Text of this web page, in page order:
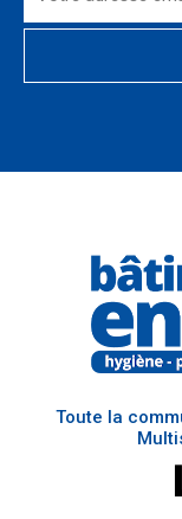
Toute la